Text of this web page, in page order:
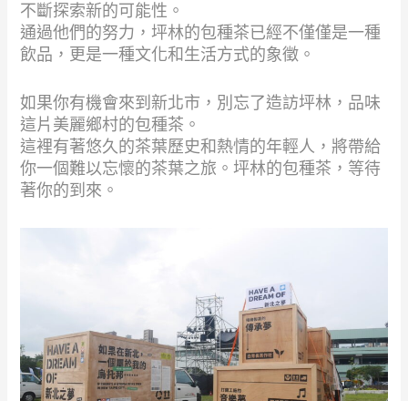
不斷探索新的可能性。
通過他們的努力，坪林的包種茶已經不僅僅是一種
飲品，更是一種文化和生活方式的象徵。
如果你有機會來到新北市，別忘了造訪坪林，品味
這片美麗鄉村的包種茶。
這裡有著悠久的茶葉歷史和熱情的年輕人，將帶給
你一個難以忘懷的茶葉之旅。坪林的包種茶，等待
著你的到來。